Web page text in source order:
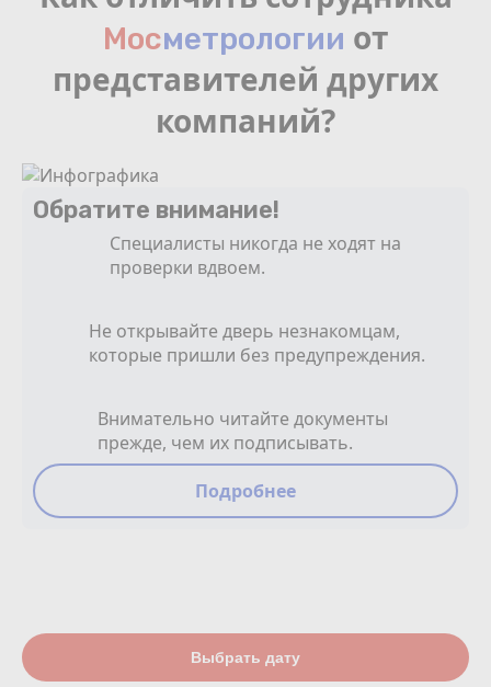
Мосмeтрологии от
представителей других
компаний?
Обратите внимание!
Специалисты никогда не ходят на
проверки вдвоем.
Не открывайте дверь незнакомцам,
которые пришли без предупреждения.
Внимательно читайте документы
прежде, чем их подписывать.
Подробнее
Выбрать дату